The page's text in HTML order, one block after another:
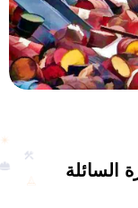
السائلة